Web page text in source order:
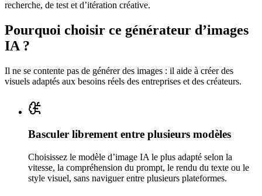
recherche, de test et d’itération créative.
Pourquoi choisir ce générateur d’images
IA ?
Il ne se contente pas de générer des images : il aide à créer des
visuels adaptés aux besoins réels des entreprises et des créateurs.
Basculer librement entre plusieurs modèles
Choisissez le modèle d’image IA le plus adapté selon la
vitesse, la compréhension du prompt, le rendu du texte ou le
style visuel, sans naviguer entre plusieurs plateformes.